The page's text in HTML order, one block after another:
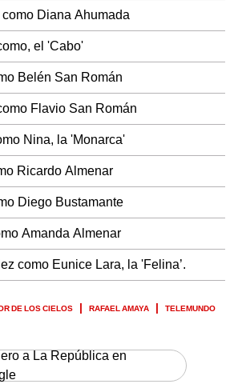
Diana Ahumada
el 'Cabo'
Belén San Román
Flavio San Román
Nina, la 'Monarca'
Ricardo Almenar
Diego Bustamante
Amanda Almenar
como Eunice Lara, la 'Felina’.
DE LOS CIELOS RAFAEL AMAYA
TELEMUNDO
a La República en